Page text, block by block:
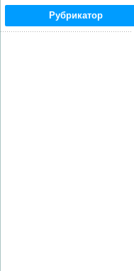
Рубрикатор